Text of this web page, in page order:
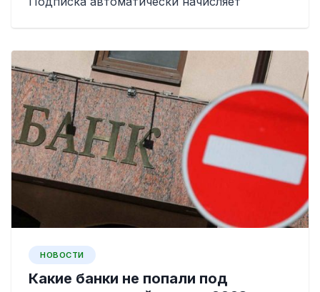
НОВОСТИ
Какие банки не попали под